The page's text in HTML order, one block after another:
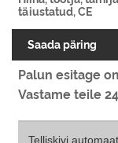
täiustatud, CE
Saada päring
Palun esitage
Vastame teile